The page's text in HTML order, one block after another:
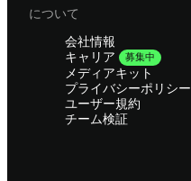
について
会社情報
キャリア
募集中
メディアキット
プライバシーポリシー
ユーザー規約
チーム検証